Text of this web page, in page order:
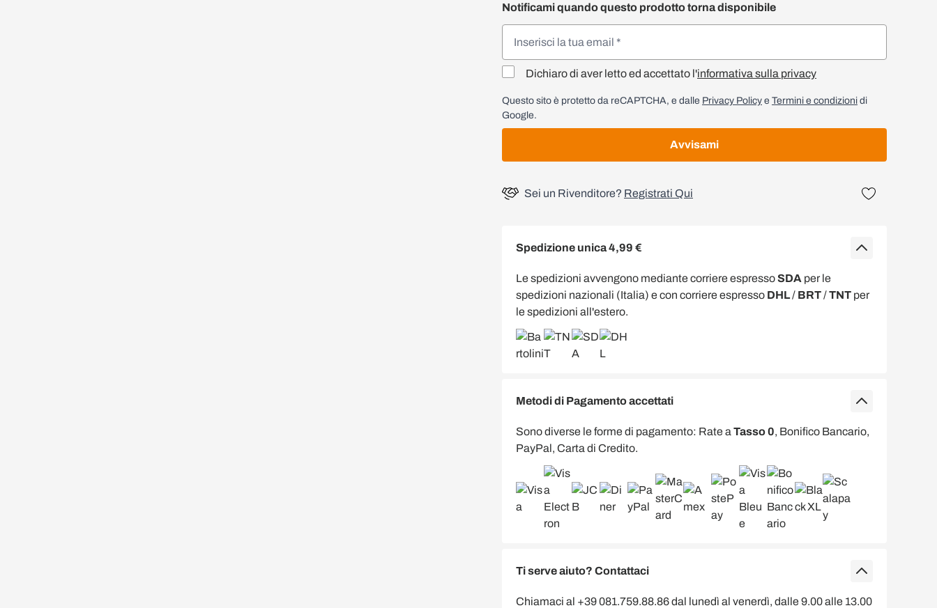
Notificami quando questo prodotto torna disponibile
Dichiaro di aver letto ed accettato l'informativa sulla privacy
Questo sito è protetto da reCAPTCHA, e dalle Privacy Policy e Termini e condizioni di
Google.
Avvisami
Sei un Rivenditore? Registrati Qui
Spedizione unica 4,99 €
Le spedizioni avvengono mediante corriere espressoSDA per le
spedizioni nazionali (Italia) e con corriere espresso DHL/ BRT/TNT per
le spedizioni all'estero.
Metodi di Pagamento accettati
Sono diverse le forme di pagamento: Rate a Tasso 0, Bonifico Bancario,
PayPal, Carta di Credito.
Ti serve aiuto? Contattaci
Chiamaci al +39 081.759.88.86 dal lunedì al venerdì, dalle 9.00 alle 13.00